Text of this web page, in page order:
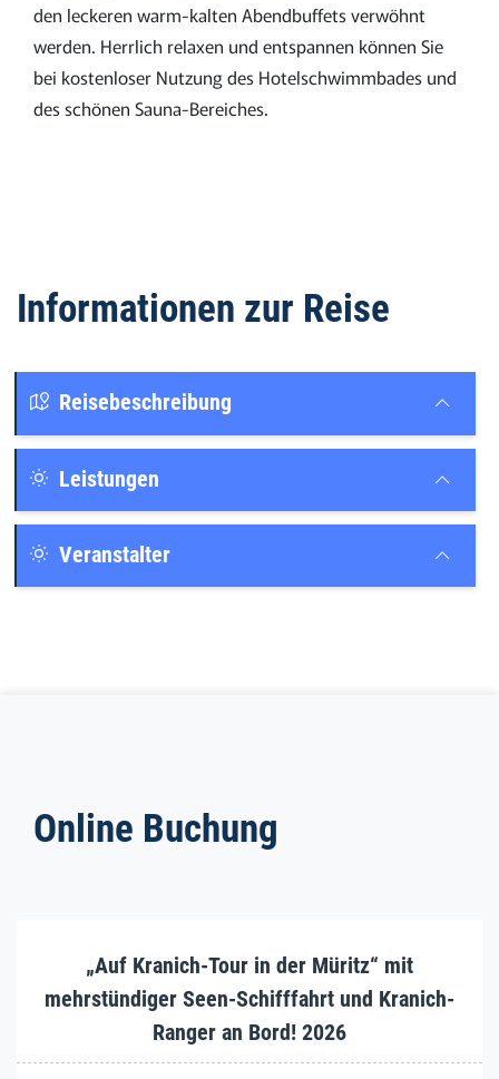
den leckeren warm-kalten Abendbuffets verwöhnt
werden. Herrlich relaxen und entspannen können Sie
bei kostenloser Nutzung des Hotelschwimm­bades und
des schönen Sauna-Bereiches.
Informationen zur Reise
Reisebeschreibung
Leistungen
Veranstalter
Online Buchung
„Auf Kranich-Tour in der Müritz“ mit
mehrstündiger Seen-Schifffahrt und Kranich-
Ranger an Bord! 2026